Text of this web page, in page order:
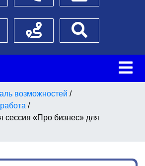
менюСхема проезда
возможностей /
/
сессия «Про бизнес» для